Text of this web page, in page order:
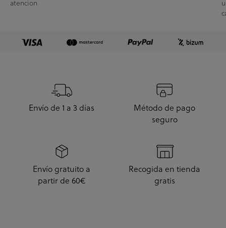
atencion
Envío de 1 a 3 días
Método de pago
seguro
Envío gratuito a
partir de 60€
Recogida en tienda
gratis